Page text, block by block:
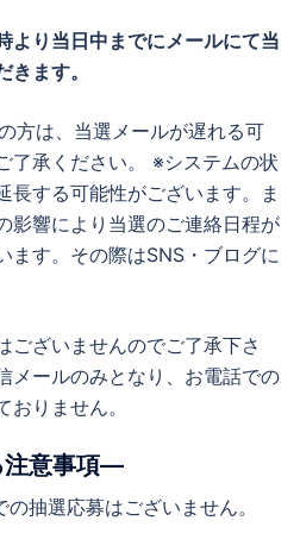
より当日中までに メールにて当
ます。
方は、当選メールが遅れる可
了承ください。 ※システムの状
長する可能性がございます。ま
影響により当選のご連絡日程が
ます。その際はSNS・ブログに
ございませんのでご了承下さ
メールのみとなり、お電話での
りません。
注意事項―
の抽選応募はございません。